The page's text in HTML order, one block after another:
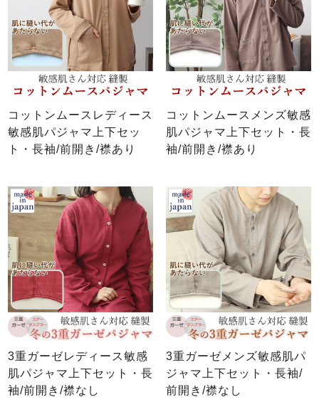
コットンムースレディース
敏感肌パジャマ上下セッ
ト・長袖/前開き/襟あり
コットンムースメンズ敏感
肌パジャマ上下セット・長
袖/前開き/襟あり
3重ガーゼレディース敏感
肌パジャマ上下セット・長
袖/前開き/襟なし
3重ガーゼメンズ敏感肌パ
ジャマ上下セット・長袖/
前開き/襟なし